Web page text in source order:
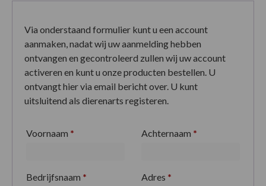
Via onderstaand formulier kunt u een account
aanmaken, nadat wij uw aanmelding hebben
ontvangen en gecontroleerd zullen wij uw account
activeren en kunt u onze producten bestellen. U
ontvangt hier via email bericht over. U kunt
uitsluitend als dierenarts registeren.
Voornaam * Achternaam *
Bedrijfsnaam * Adres *